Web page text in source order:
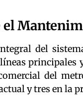
el
del
principales
del
y tres en la